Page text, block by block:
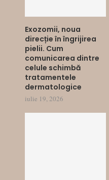
Exozomii, noua
direcție în îngrijirea
pielii. Cum
comunicarea dintre
celule schimbă
tratamentele
dermatologice
iulie 19, 2026